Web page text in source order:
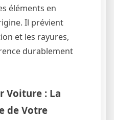
éléments en
Il prévient
et les rayures,
durablement
Voiture : La
de Votre